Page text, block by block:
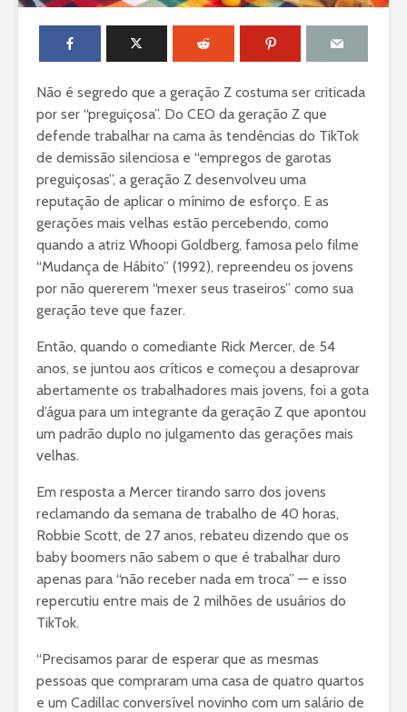
Não é segredo que a geração Z costuma ser criticada
por ser “preguiçosa”. Do CEO da geração Z que
defende trabalhar na cama às tendências do TikTok
de demissão silenciosa e “empregos de garotas
preguiçosas”, a geração Z desenvolveu uma
reputação de aplicar o mínimo de esforço. E as
gerações mais velhas estão percebendo, como
quando a atriz Whoopi Goldberg, famosa pelo filme
“Mudança de Hábito” (1992), repreendeu os jovens
por não quererem “mexer seus traseiros” como sua
geração teve que fazer.
Então, quando o comediante Rick Mercer, de 54
anos, se juntou aos críticos e começou a desaprovar
abertamente os trabalhadores mais jovens, foi a gota
d’água para um integrante da geração Z que apontou
um padrão duplo no julgamento das gerações mais
velhas.
Em resposta a Mercer tirando sarro dos jovens
reclamando da semana de trabalho de 40 horas,
Robbie Scott, de 27 anos, rebateu dizendo que os
baby boomers não sabem o que é trabalhar duro
apenas para “não receber nada em troca” — e isso
repercutiu entre mais de 2 milhões de usuários do
TikTok.
“Precisamos parar de esperar que as mesmas
pessoas que compraram uma casa de quatro quartos
e um Cadillac conversível novinho com um salário de